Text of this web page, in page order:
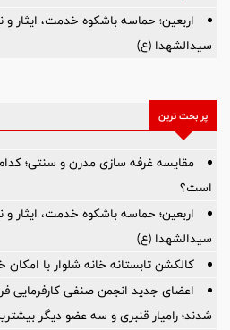
اربعین؛ حماسه باشکوه خدمت، ایثار
سیدالشهدا (ع)
پر بحث ترین
مقایسه غرفه سازی مدرن و سنتی؛
است؟
اربعین؛ حماسه باشکوه خدمت، ایثار
سیدالشهدا (ع)
کالکشن تابستانه خانه شلوار با
اعضای جدید انجمن صنفی کارفرمایی
شدند؛ رامیار قنبری و سه عضو دیگر